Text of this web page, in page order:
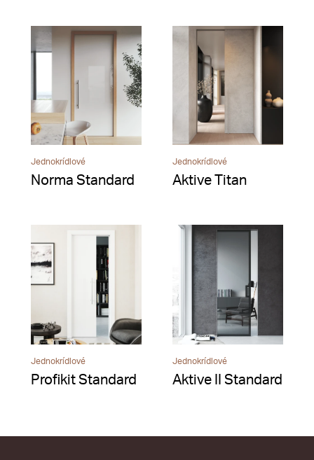
Jednokrídlové
Norma Standard
Jednokrídlové
Aktive Titan
Jednokrídlové
Profikit Standard
Jednokrídlové
Aktive II Standard